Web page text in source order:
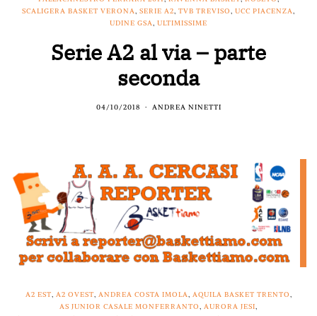
SCALIGERA BASKET VERONA, SERIE A2, TVB TREVISO, UCC PIACENZA,
UDINE GSA, ULTIMISSIME
Serie A2 al via – parte
seconda
04/10/2018 ANDREA NINETTI
A2 EST, A2 OVEST, ANDREA COSTA IMOLA, AQUILA BASKET TRENTO,
AS JUNIOR CASALE MONFERRANTO, AURORA JESI,